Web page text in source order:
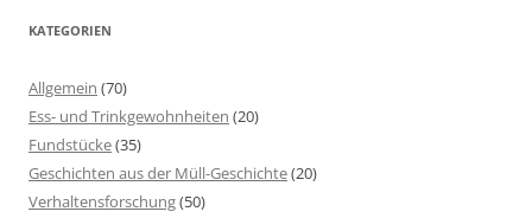
KATEGORIEN
Allgemein (70)
Ess- und Trinkgewohnheiten (20)
Fundstücke(35)
Geschichten aus der Müll-Geschichte(20)
Verhaltensforschung(50)